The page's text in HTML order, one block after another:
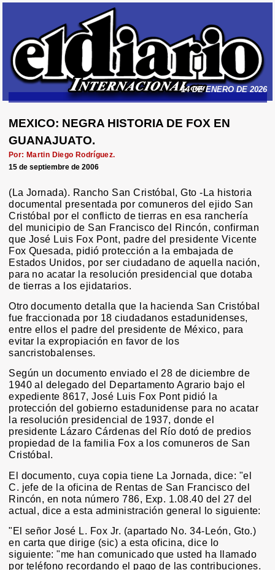
14 DE ENERO DE 2026
MEXICO: NEGRA HISTORIA DE FOX EN
GUANAJUATO.
Por: Martin Diego Rodríguez.
15 de septiembre de 2006
(La Jornada). Rancho San Cristóbal, Gto -La historia
documental presentada por comuneros del ejido San
Cristóbal por el conflicto de tierras en esa ranchería
del municipio de San Francisco del Rincón, confirman
que José Luis Fox Pont, padre del presidente Vicente
Fox Quesada, pidió protección a la embajada de
Estados Unidos, por ser ciudadano de aquella nación,
para no acatar la resolución presidencial que dotaba
de tierras a los ejidatarios.
Otro documento detalla que la hacienda San Cristóbal
fue fraccionada por 18 ciudadanos estadunidenses,
entre ellos el padre del presidente de México, para
evitar la expropiación en favor de los
sancristobalenses.
Según un documento enviado el 28 de diciembre de
1940 al delegado del Departamento Agrario bajo el
expediente 8617, José Luis Fox Pont pidió la
protección del gobierno estadunidense para no acatar
la resolución presidencial de 1937, donde el
presidente Lázaro Cárdenas del Río dotó de predios
propiedad de la familia Fox a los comuneros de San
Cristóbal.
El documento, cuya copia tiene La Jornada, dice: "el
C. jefe de la oficina de Rentas de San Francisco del
Rincón, en nota número 786, Exp. 1.08.40 del 27 del
actual, dice a esta administración general lo siguiente:
"El señor José L. Fox Jr. (apartado No. 34-León, Gto.)
en carta que dirige (sic) a esta oficina, dice lo
siguiente: "me han comunicado que usted ha llamado
por teléfono recordando el pago de las contribuciones.